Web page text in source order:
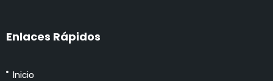
Enlaces Rápidos
Inicio